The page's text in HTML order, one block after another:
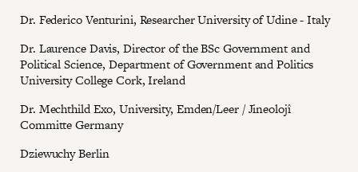
Dr. Federico Venturini, Researcher University of Udine - Italy
Dr. Laurence Davis, Director of the BSc Government and
Political Science, Department of Government and Politics
University College Cork, Ireland
Dr. Mechthild Exo, University, Emden/Leer / Jineolojî
Committe Germany
Dziewuchy Berlin